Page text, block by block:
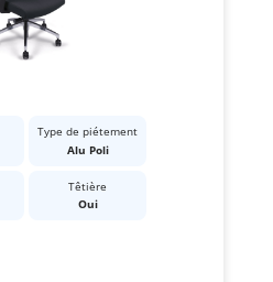
Type de piétement
Alu Poli
Têtière
Oui